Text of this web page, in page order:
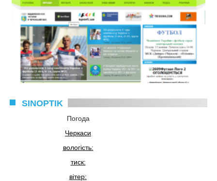
SINOPTIK
Погода
Черкаси
вологість:
тиск:
вітер: